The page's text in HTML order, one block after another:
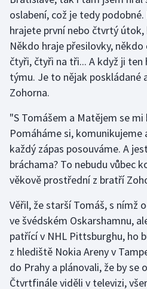
oslabení, což je tedy
hrajete první nebo čtvrtý útok,
Někdo hraje přesilovky,
čtyři, čtyři na tři... A když ji ten
týmu. Je to nějak poskládané
Zohorna.
"S Tomášem a Matějem se
Pomáháme si, komunikujeme
každý zápas posouváme. A
bráchama? To nebudu vůbec
věkově prostřední z bratří
Věřil, že starší Tomáš, s nímž
ve švédském Oskarshamnu,
patřící v NHL Pittsburghu, ho
z hlediště Nokia Areny v
do Prahy a plánovali, že by se
Čtvrtfinále viděli v televizi,